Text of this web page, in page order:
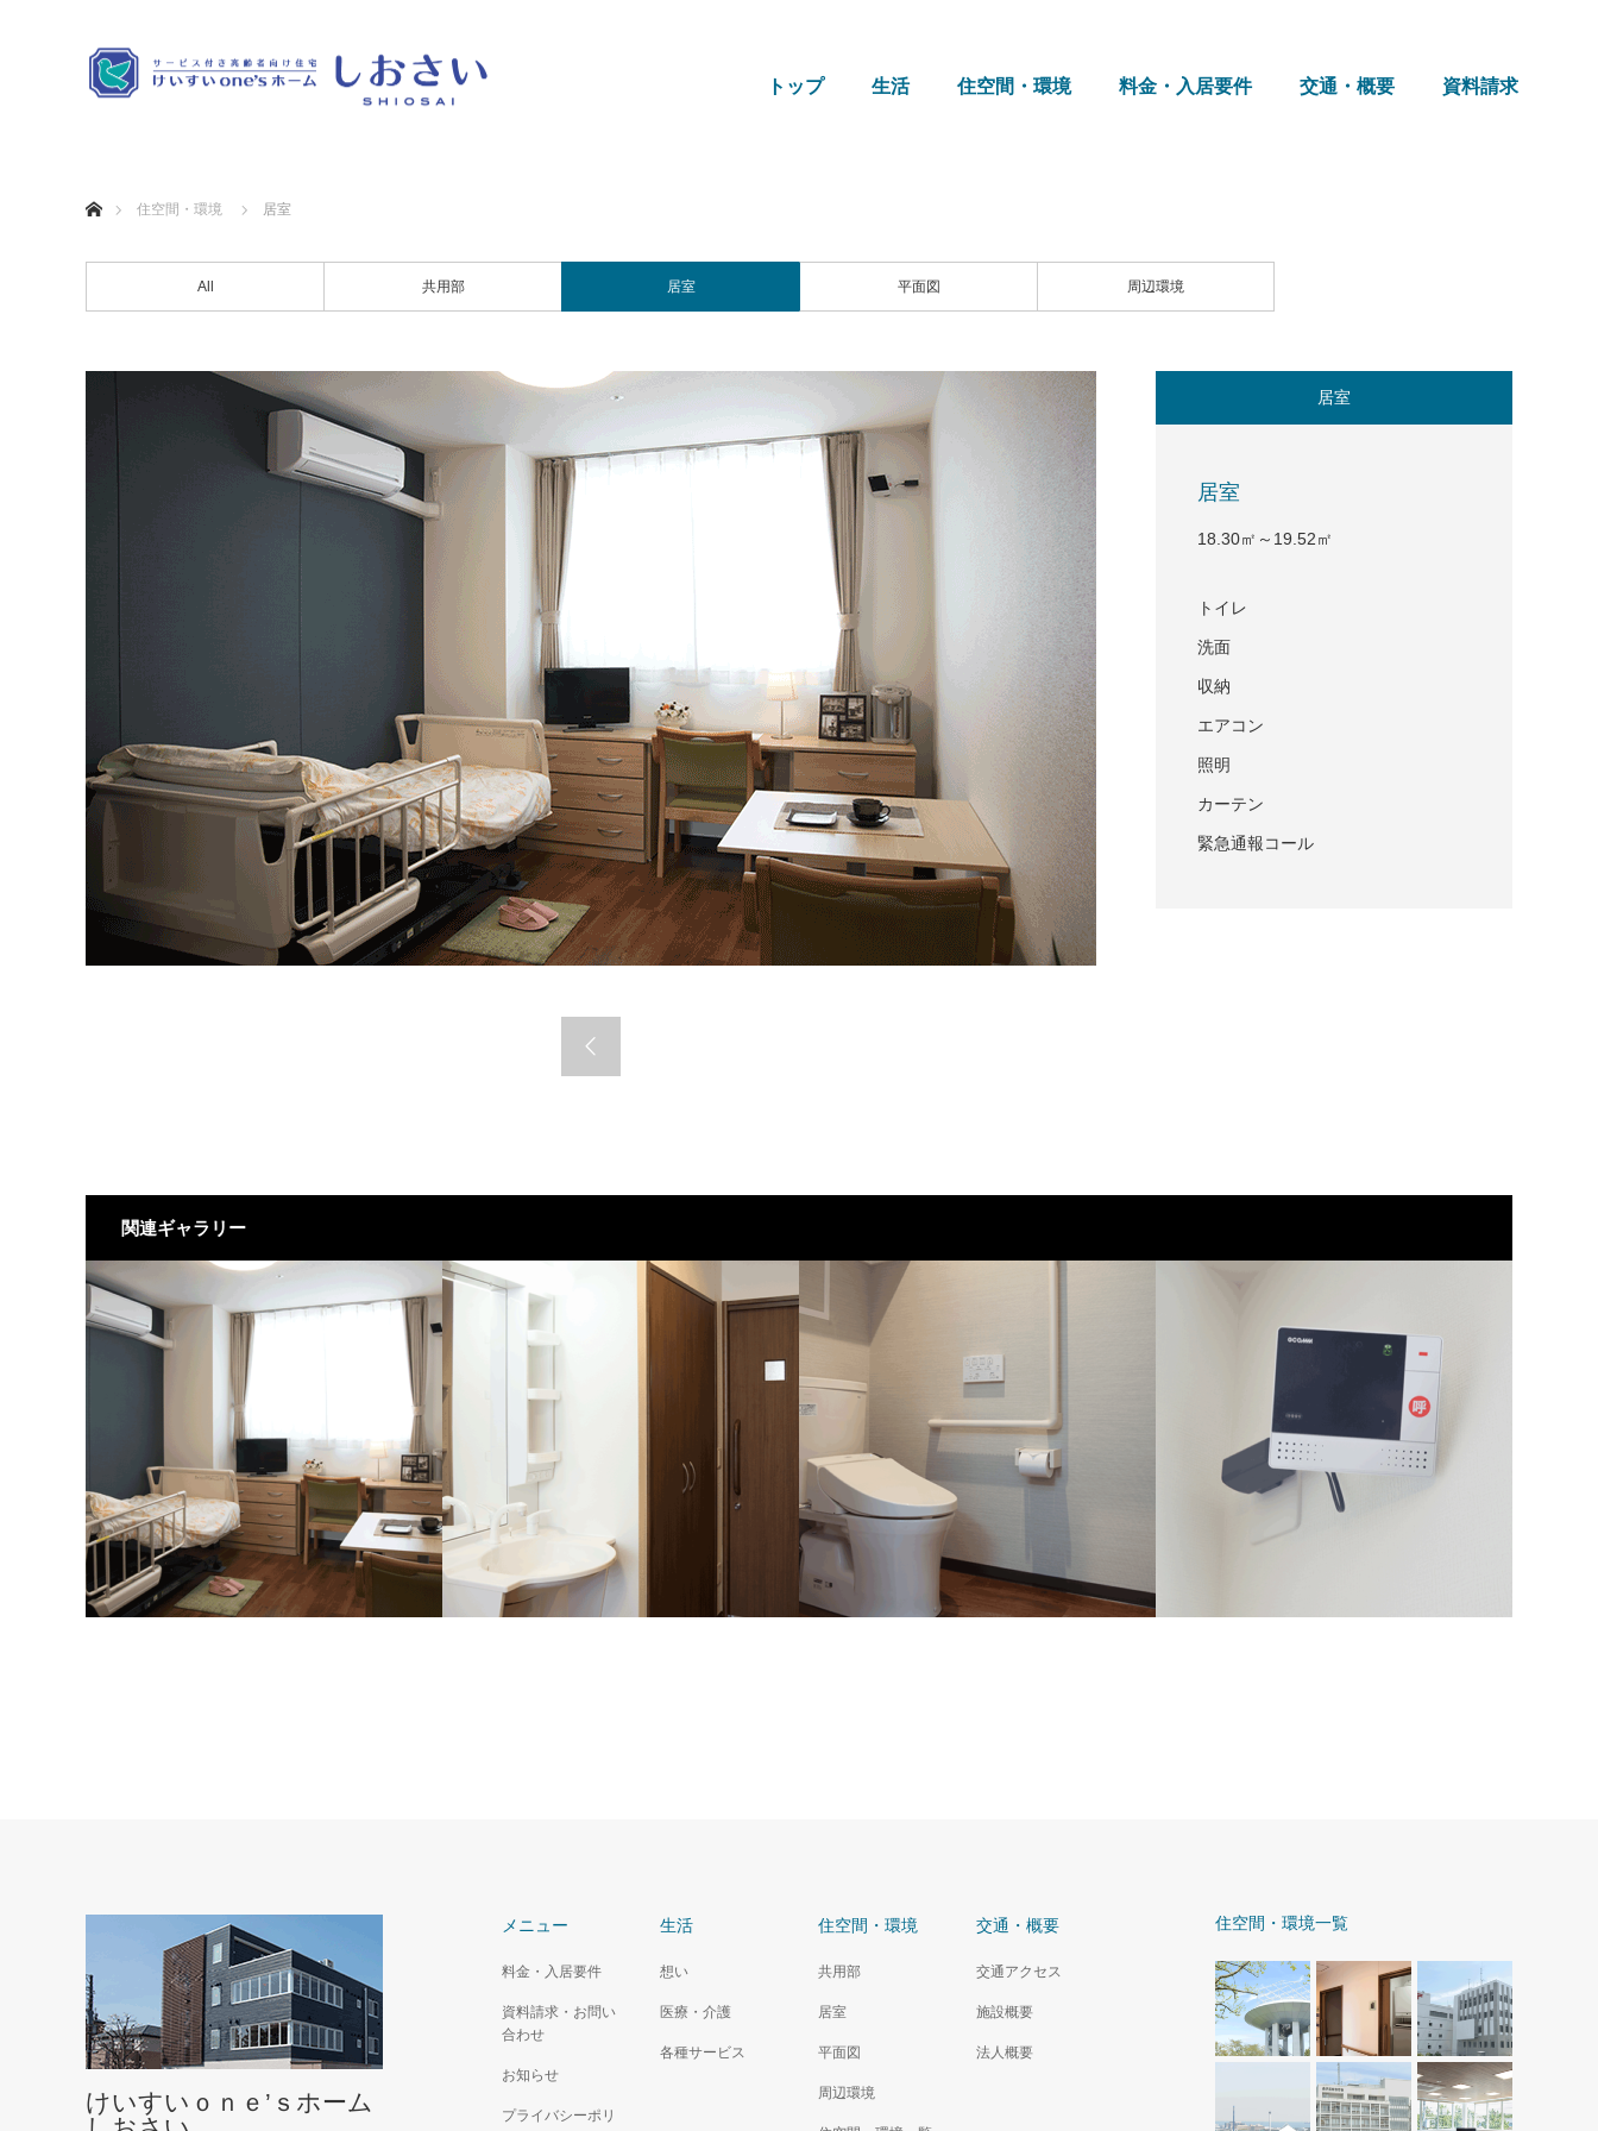
トップ 生活 住空間・環境 料金・入居要件 交通・概要 資料請求
住空間・環境
居室
All 共用部 居室 平面図 周辺環境
居室
居室
18.30㎡～19.52㎡
トイレ
洗面
収納
エアコン
照明
カーテン
緊急通報コール
関連ギャラリー
メニュー
料金・入居要件
資料請求・お問い
合わせ
お知らせ
プライバシーポリ
生活
想い
医療・介護
各種サービス
住空間・環境
共用部
居室
平面図
周辺環境
交通・概要
交通アクセス
施設概要
法人概要
住空間・環境一覧
けいすいｏｎｅ’ｓホーム